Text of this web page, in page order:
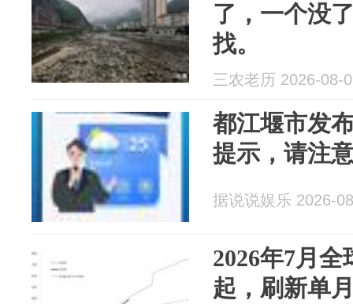
了，一个没
找。
三农老历 2026-08-
都江堰市发
提示，请注
据说说娱乐 2026-
2026年7月全
起，刷新单